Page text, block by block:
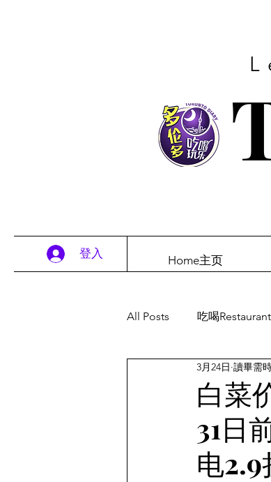
登入 Home主页
All Posts 吃喝Restaurant
餐厅优惠Restaurant's
白菜
31日
电2.9
3月24日 讀畢需